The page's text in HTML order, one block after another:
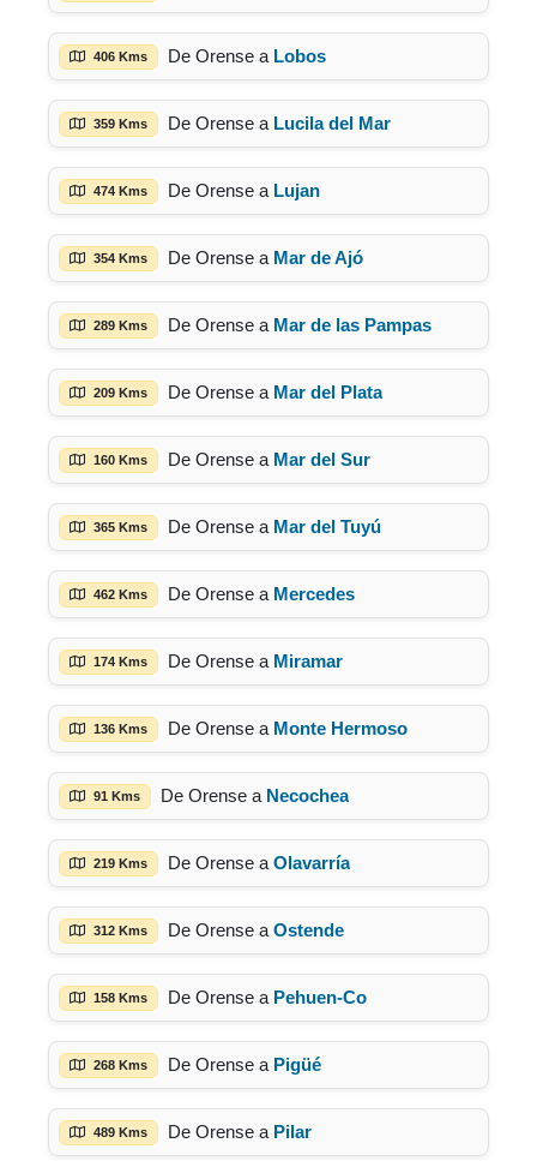
406 Kms De Orense a Lobos
359 Kms De Orense a Lucila del Mar
474 Kms De Orense a Lujan
354 Kms De Orense a Mar de Ajó
289 Kms De Orense a Mar de las Pampas
209 Kms De Orense a Mar del Plata
160 Kms De Orense a Mar del Sur
365 Kms De Orense a Mar del Tuyú
462 Kms De Orense a Mercedes
174 Kms De Orense a Miramar
136 Kms De Orense a Monte Hermoso
91 Kms De Orense a Necochea
219 Kms De Orense a Olavarría
312 Kms De Orense a Ostende
158 Kms De Orense a Pehuen-Co
268 Kms De Orense a Pigüé
489 Kms De Orense a Pilar